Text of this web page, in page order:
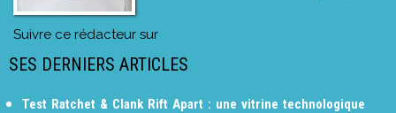
Suivre ce rédacteur sur
SES DERNIERS ARTICLES
Test Ratchet & Clank Rift Apart : une vitrine technologique